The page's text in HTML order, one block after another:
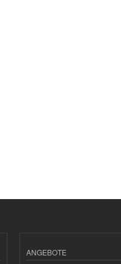
ANGEBOTE